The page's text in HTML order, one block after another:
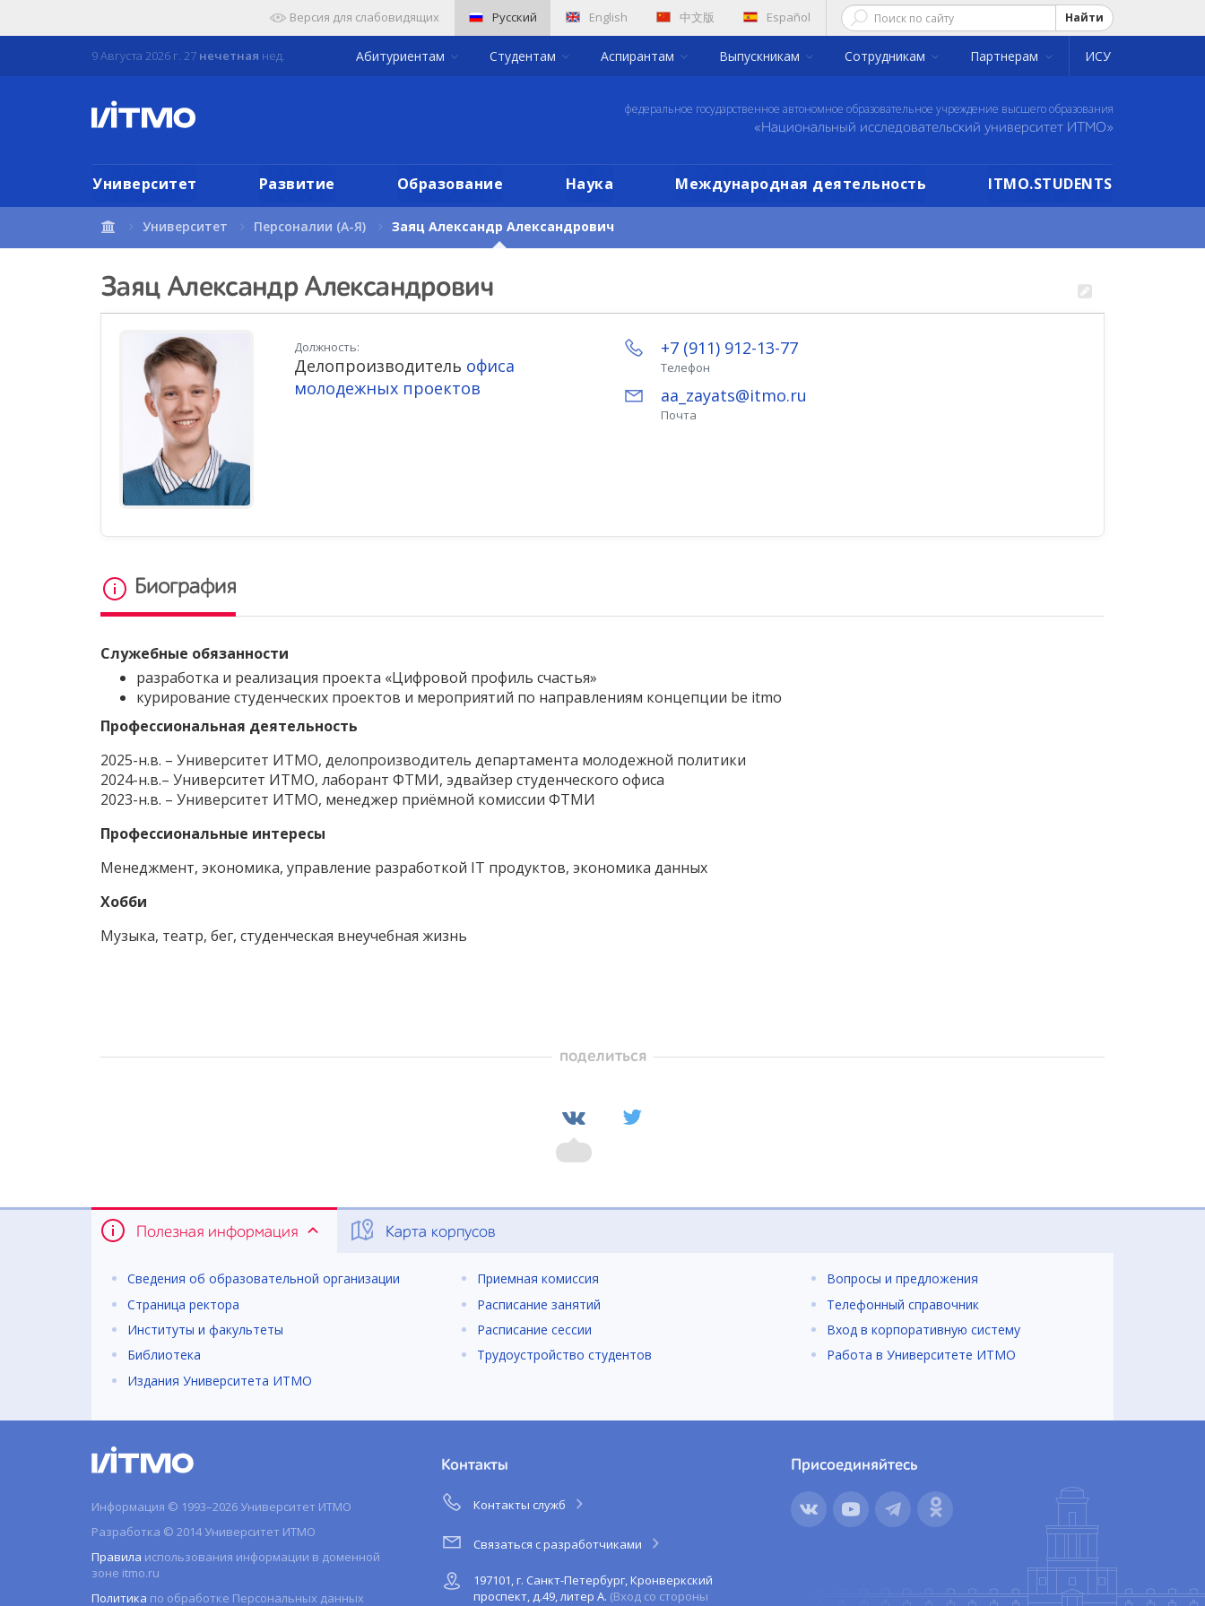
Версия для слабовидящих Русский English 中文版 Español Найти
9 Августа 2026 г. 27 нечетная нед. Абитуриентам Студентам Аспирантам Выпускникам Сотрудникам Партнерам ИСУ
федеральное государственное автономное образовательное учреждение высшего образования
«Национальный исследовательский университет ИТМО»
Университет Развитие Образование Наука Международная деятельность ITMO.STUDENTS
Университет Персоналии (А-Я) Заяц Александр Александрович
Заяц Александр Александрович
Должность:
Делопроизводитель офиса
молодежных проектов
+7 (911) 912-13-77
Телефон
aa_zayats@itmo.ru
Почта
Биография
Служебные обязанности
разработка и реализация проекта «Цифровой профиль счастья»
курирование студенческих проектов и мероприятий по направлениям концепции be itmo
Профессиональная деятельность
2025-н.в. – Университет ИТМО, делопроизводитель департамента молодежной политики
2024-н.в.– Университет ИТМО, лаборант ФТМИ, эдвайзер студенческого офиса
2023-н.в. – Университет ИТМО, менеджер приёмной комиссии ФТМИ
Профессиональные интересы
Менеджмент, экономика, управление разработкой IT продуктов, экономика данных
Хобби
Музыка, театр, бег, студенческая внеучебная жизнь
поделиться
Полезная информация Карта корпусов
Сведения об образовательной организации
Страница ректора
Институты и факультеты
Библиотека
Издания Университета ИТМО
Приемная комиссия
Расписание занятий
Расписание сессии
Трудоустройство студентов
Вопросы и предложения
Телефонный справочник
Вход в корпоративную систему
Работа в Университете ИТМО
Информация © 1993–2026 Университет ИТМО
Разработка © 2014 Университет ИТМО
Правила использования информации в доменной
зоне itmo.ru
Политика по обработке Персональных данных
Контакты
Контакты служб
Связаться с разработчиками
197101, г. Санкт-Петербург, Кронверкский
проспект, д.49, литер А. (Вход со стороны
Присоединяйтесь